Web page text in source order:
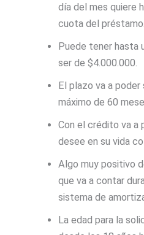
día del mes quiere
cuota del préstamo.
Puede tener hasta
ser de $4.000.000.
El plazo va a
máximo de 60
Con el crédito va a
desee en su vida
Algo muy positivo
que va a contar
sistema de
La edad para la